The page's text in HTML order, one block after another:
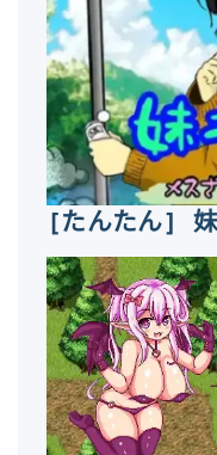
[たんたん] 妹